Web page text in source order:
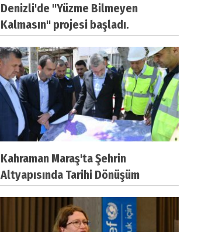
Denizli'de "Yüzme Bilmeyen
Kalmasın" projesi başladı.
Kahraman Maraş'ta Şehrin
Altyapısında Tarihi Dönüşüm